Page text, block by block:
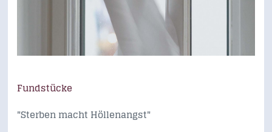
Fundstücke
"Sterben macht Höllenangst"